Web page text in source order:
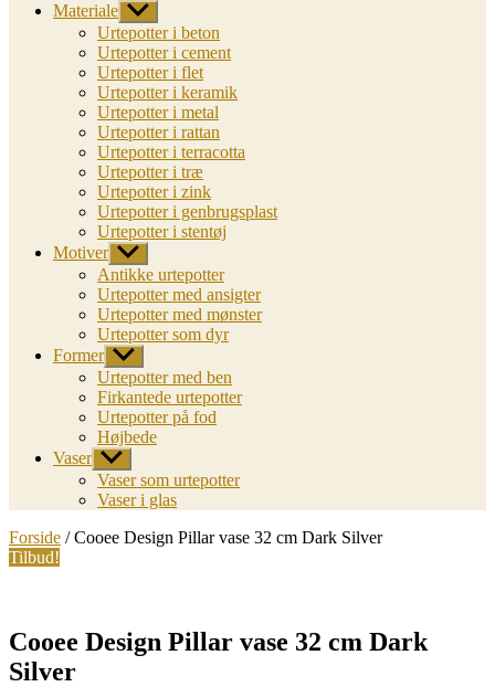
Materiale Vis
undermenu
Urtepotter i beton
Urtepotter i cement
Urtepotter i flet
Urtepotter i keramik
Urtepotter i metal
Urtepotter i rattan
Urtepotter i terracotta
Urtepotter i træ
Urtepotter i zink
Urtepotter i genbrugsplast
Urtepotter i stentøj
Motiver Vis
undermenu
Antikke urtepotter
Urtepotter med ansigter
Urtepotter med mønster
Urtepotter som dyr
Former Vis
undermenu
Urtepotter med ben
Firkantede urtepotter
Urtepotter på fod
Højbede
Vaser Vis
undermenu
Vaser som urtepotter
Vaser i glas
Forside / Cooee Design Pillar vase 32 cm Dark Silver
Tilbud!
Cooee Design Pillar vase 32 cm Dark
Silver